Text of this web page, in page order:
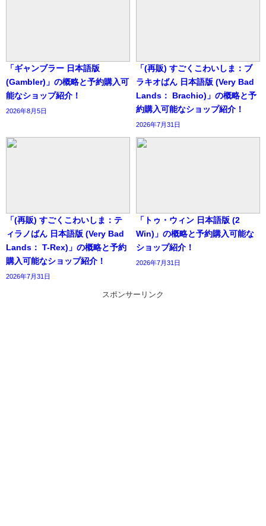
「ギャンブラー 日本語版
(Gambler)」の概略と予約購入可
能なショップ紹介！
2026年8月5日
「(再販) すごくこわいしま：ブ
ラキオばん 日本語版 (Very Bad
Lands： Brachio)」の概略と予
約購入可能なショップ紹介！
2026年7月31日
「(再販) すごくこわいしま：テ
ィラノばん 日本語版 (Very Bad
Lands： T-Rex)」の概略と予約
購入可能なショップ紹介！
2026年7月31日
「トゥ・ウィン 日本語版 (2
Win)」の概略と予約購入可能な
ショップ紹介！
2026年7月31日
スポンサーリンク